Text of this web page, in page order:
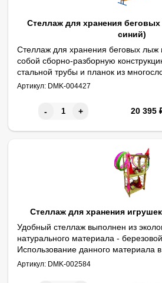
* Вместимость - 24 пар лыж (12 пар
Стеллаж для хранения
синий)
Стеллаж для хранения беговых лыж
собой сборно-разборную
стальной трубы и планок из
фанеры. Сборка осуществляется
Поверхность изделия окрашена
Параметры:
* Высота - 1725 мм
* Покрытие планок - бесцветный
* В комплекте - пластиковые
* Вместимость - 30 пар лыж (15 пар
Артикул: DMK-004427
- + 20 395
Стеллаж для хранения
Удобный стеллаж выполнен из
натурального материала -
Использование данного материала
очень оправдано, т.к. фанера
Стеллаж имеет три полки при
Две из трех полок стеллажа по
Стеллаж-стойку удобно
Параметры:
Высота - 1500 мм
Ширина - 770 мм
Глубина - 510 мм
Глубина секции - 510 мм
Материал - фанера
Покрытие - бесцветный
Артикул: DMK-002584